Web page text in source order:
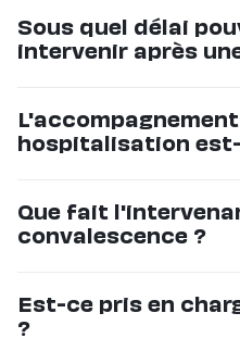
Sous quel délai
intervenir après
en 24 à 48 heures. En
notre possible pour
hospitalisation
semaines) le temps de la
Que fait
convalescence ?
accompagne aux rendez-
Est-ce pris en
?